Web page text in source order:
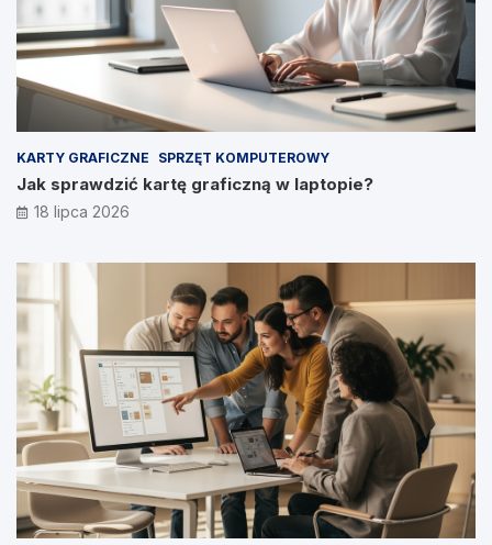
KARTY GRAFICZNE SPRZĘT KOMPUTEROWY
Jak sprawdzić kartę graficzną w laptopie?
18 lipca 2026